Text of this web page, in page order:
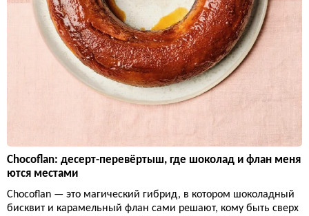
Chocoflan: десерт-перевёртыш, где шоколад и флан меня
ются местами
Chocoflan — это магический гибрид, в котором шоколадный
бисквит и карамельный флан сами решают, кому быть сверх